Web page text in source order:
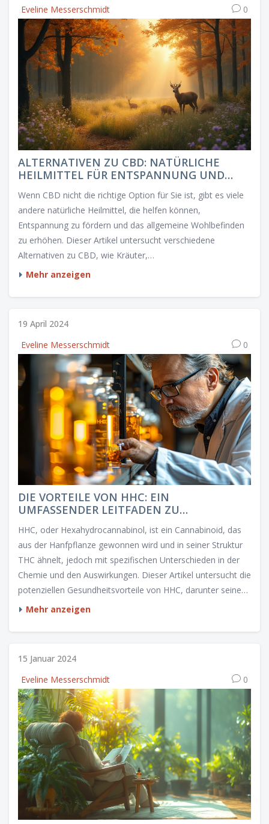
Eveline Messerschmidt 0
ALTERNATIVEN ZU CBD: NATÜRLICHE
HEILMITTEL FÜR ENTSPANNUNG UND
Wenn CBD nicht die richtige Option für Sie ist, gibt es viele
andere natürliche Heilmittel, die helfen können,
Entspannung zu fördern und das allgemeine Wohlbefinden
zu erhöhen. Dieser Artikel untersucht verschiedene
Alternativen zu CBD, wie Kräuter,
Nahrungsmittelergänzungen und Lebensstiländerungen, die
verbessern können.
Mehr anzeigen
19 April 2024
Eveline Messerschmidt
0
DIE VORTEILE VON HHC: EIN
UMFASSENDER LEITFADEN ZU
HHC, oder Hexahydrocannabinol, ist ein Cannabinoid, das
aus der Hanfpflanze gewonnen wird und in seiner Struktur
THC ähnelt, jedoch mit spezifischen Unterschieden in der
Chemie und den Auswirkungen. Dieser Artikel untersucht die
potenziellen Gesundheitsvorteile von HHC, darunter seine
Wirkungen auf Schmerzlinderung, Angstreduzierung und
von Studien und Expertenmeinungen bietet dieser Artikel
HHC.
Mehr anzeigen
15 Januar 2024
Eveline Messerschmidt
0